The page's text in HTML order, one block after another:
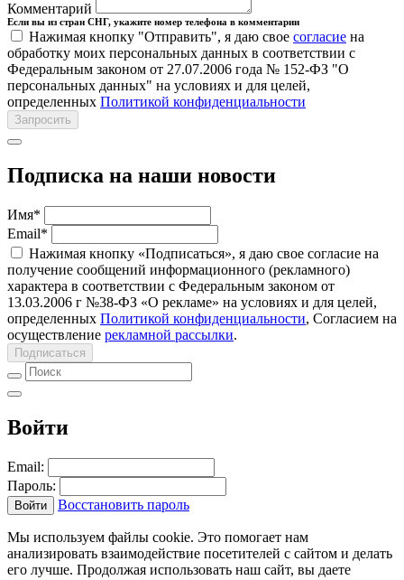
Комментарий
Если вы из стран СНГ, укажите номер телефона в комментарии
Нажимая кнопку "Отправить", я даю свое согласие на
обработку моих персональных данных в соответствии с
Федеральным законом от 27.07.2006 года № 152-ФЗ "О
персональных данных" на условиях и для целей,
определенных Политикой конфиденциальности
Запросить
Подписка на наши новости
Имя*
Email*
Нажимая кнопку «Подписаться», я даю свое согласие на
получение сообщений информационного (рекламного)
характера в соответствии с Федеральным законом от
13.03.2006 г №38-ФЗ «О рекламе» на условиях и для целей,
определенных Политикой конфиденциальности, Согласием на
осуществление рекламной рассылки.
Подписаться
Войти
Email:
Пароль:
Войти Восстановить пароль
Мы используем файлы cookie. Это помогает нам
анализировать взаимодействие посетителей с сайтом и делать
его лучше. Продолжая использовать наш сайт, вы даете